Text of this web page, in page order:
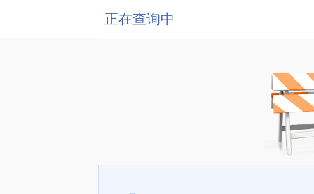
正在查询中